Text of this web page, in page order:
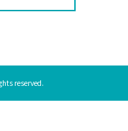
reserved.